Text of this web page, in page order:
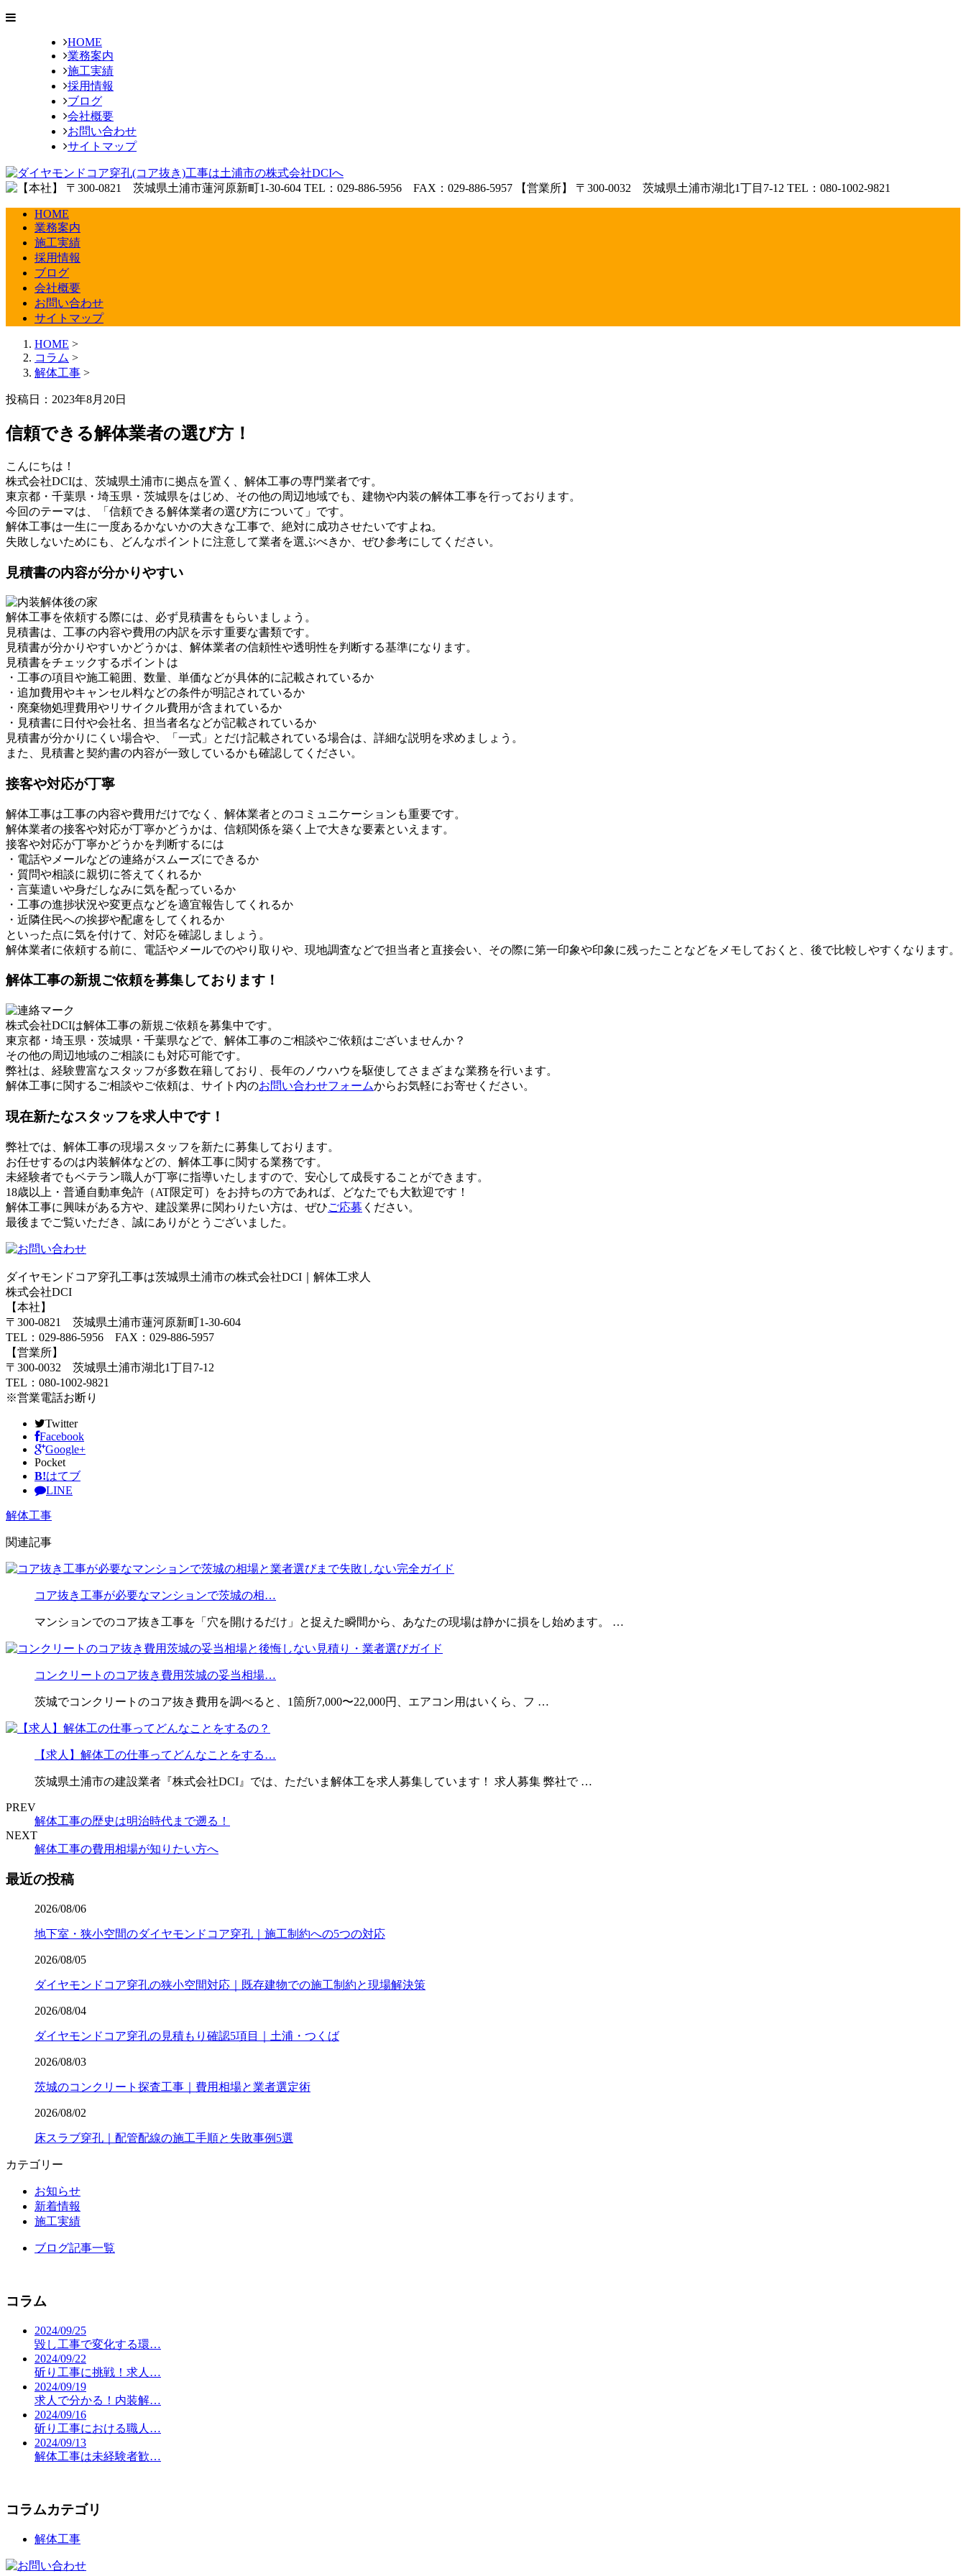
HOME
業務案内
施工実績
採用情報
ブログ
会社概要
お問い合わせ
サイトマップ
HOME
業務案内
施工実績
採用情報
ブログ
会社概要
お問い合わせ
サイトマップ
HOME >
コラム >
解体工事 >
投稿日：2023年8月20日
信頼できる解体業者の選び方！
こんにちは！
株式会社DCIは、茨城県土浦市に拠点を置く、解体工事の専門業者です。
東京都・千葉県・埼玉県・茨城県をはじめ、その他の周辺地域でも、建物や内装の解体工事を行っております。
今回のテーマは、「信頼できる解体業者の選び方について」です。
解体工事は一生に一度あるかないかの大きな工事で、絶対に成功させたいですよね。
失敗しないためにも、どんなポイントに注意して業者を選ぶべきか、ぜひ参考にしてください。
見積書の内容が分かりやすい
解体工事を依頼する際には、必ず見積書をもらいましょう。
見積書は、工事の内容や費用の内訳を示す重要な書類です。
見積書が分かりやすいかどうかは、解体業者の信頼性や透明性を判断する基準になります。
見積書をチェックするポイントは
・工事の項目や施工範囲、数量、単価などが具体的に記載されているか
・追加費用やキャンセル料などの条件が明記されているか
・廃棄物処理費用やリサイクル費用が含まれているか
・見積書に日付や会社名、担当者名などが記載されているか
見積書が分かりにくい場合や、「一式」とだけ記載されている場合は、詳細な説明を求めましょう。
また、見積書と契約書の内容が一致しているかも確認してください。
接客や対応が丁寧
解体工事は工事の内容や費用だけでなく、解体業者とのコミュニケーションも重要です。
解体業者の接客や対応が丁寧かどうかは、信頼関係を築く上で大きな要素といえます。
接客や対応が丁寧かどうかを判断するには
・電話やメールなどの連絡がスムーズにできるか
・質問や相談に親切に答えてくれるか
・言葉遣いや身だしなみに気を配っているか
・工事の進捗状況や変更点などを適宜報告してくれるか
・近隣住民への挨拶や配慮をしてくれるか
といった点に気を付けて、対応を確認しましょう。
解体業者に依頼する前に、電話やメールでのやり取りや、現地調査などで担当者と直接会い、その際に第一印象や印象に残ったことなどをメモしておくと、後で比較しやすくなります。
解体工事の新規ご依頼を募集しております！
株式会社DCIは解体工事の新規ご依頼を募集中です。
東京都・埼玉県・茨城県・千葉県などで、解体工事のご相談やご依頼はございませんか？
その他の周辺地域のご相談にも対応可能です。
弊社は、経験豊富なスタッフが多数在籍しており、長年のノウハウを駆使してさまざまな業務を行います。
解体工事に関するご相談やご依頼は、サイト内のお問い合わせフォームからお気軽にお寄せください。
現在新たなスタッフを求人中です！
弊社では、解体工事の現場スタッフを新たに募集しております。
お任せするのは内装解体などの、解体工事に関する業務です。
未経験者でもベテラン職人が丁寧に指導いたしますので、安心して成長することができます。
18歳以上・普通自動車免許（AT限定可）をお持ちの方であれば、どなたでも大歓迎です！
解体工事に興味がある方や、建設業界に関わりたい方は、ぜひご応募 ください。
最後までご覧いただき、誠にありがとうございました。
ダイヤモンドコア穿孔工事は茨城県土浦市の株式会社DCI｜解体工求人
株式会社DCI
【本社】
〒300-0821 茨城県土浦市蓮河原新町1-30-604
TEL：029-886-5956 FAX：029-886-5957
【営業所】
〒300-0032 茨城県土浦市湖北1丁目7-12
TEL：080-1002-9821
※営業電話お断り
Twitter
Facebook
Google+
Pocket
B!はてブ
LINE
解体工事
関連記事
コア抜き工事が必要なマンションで茨城の相…
マンションでのコア抜き工事を「穴を開けるだけ」と捉えた瞬間から、あなたの現場は静かに損をし始めます。 …
コンクリートのコア抜き費用茨城の妥当相場…
茨城でコンクリートのコア抜き費用を調べると、1箇所7,000〜22,000円、エアコン用はいくら、フ …
【求人】解体工の仕事ってどんなことをする…
茨城県土浦市の建設業者『株式会社DCI』では、ただいま解体工を求人募集しています！ 求人募集 弊社で …
PREV
解体工事の歴史は明治時代まで遡る！
NEXT
解体工事の費用相場が知りたい方へ
最近の投稿
2026/08/06
地下室・狭小空間のダイヤモンドコア穿孔｜施工制約への5つの対応
2026/08/05
ダイヤモンドコア穿孔の狭小空間対応｜既存建物での施工制約と現場解決策
2026/08/04
ダイヤモンドコア穿孔の見積もり確認5項目｜土浦・つくば
2026/08/03
茨城のコンクリート探査工事｜費用相場と業者選定術
2026/08/02
床スラブ穿孔｜配管配線の施工手順と失敗事例5選
カテゴリー
お知らせ
新着情報
施工実績
ブログ記事一覧
コラム
2024/09/25
毀し工事で変化する環…
2024/09/22
斫り工事に挑戦！求人…
2024/09/19
求人で分かる！内装解…
2024/09/16
斫り工事における職人…
2024/09/13
解体工事は未経験者歓…
コラムカテゴリ
解体工事